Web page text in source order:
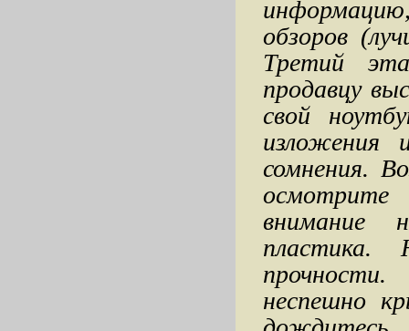
обзоров
Третий
продавцу
свой
сомнения.
внимание
пластика.
неспешно